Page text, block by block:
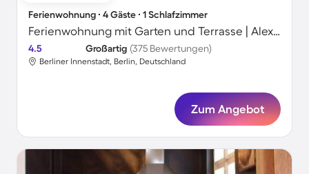
Ferienwohnung ∙ 4 Gäste ∙ 1 Schlafzimmer
Ferienwohnung mit Garten und Terrasse | Alexanderplatz-Nähe | Perfekt für die Arbeit von Zuhause
4.5 Großartig (375 Bewertungen)
Berliner Innenstadt, Berlin, Deutschland
Zum Angebot